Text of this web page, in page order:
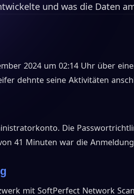
und was die Daten
2024 um 02:14 Uhr über
dehnte seine Aktivitäten
Die
41 Minuten war die
mit SoftPerfect Network